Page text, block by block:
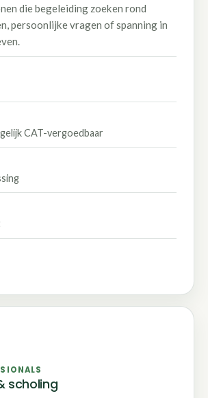
die begeleiding zoeken rond
persoonlijke vragen of spanning in
CAT-vergoedbaar
scholing